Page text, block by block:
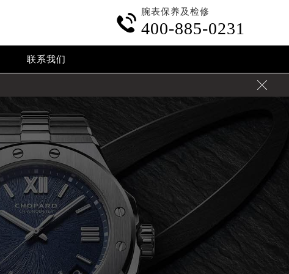

腕表保养及检修
400-885-0231
联系我们
